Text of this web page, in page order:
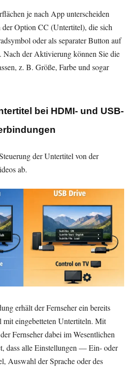
je nach App unterscheiden
der Option CC (Untertitel), die sich
oder als separater Button auf
Nach der Aktivierung können Sie die
z. B. Größe, Farbe und sogar
bei HDMI- und USB-
der Untertitel von der
ab.
erhält der Fernseher ein bereits
mit eingebetteten Untertiteln. Mit
Fernseher dabei im Wesentlichen
dass alle Einstellungen — Ein- oder
Auswahl der Sprache oder des